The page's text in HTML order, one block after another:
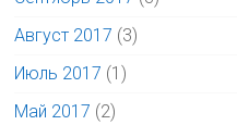
Август 2017 (3)
Июль 2017 (1)
Май 2017 (2)